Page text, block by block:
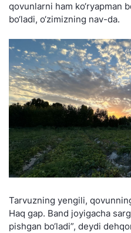
qovunlarni ham ko‘ryapman
bo‘ladi, o‘zimizning nav-da.
Tarvuzning yengili,
Haq gap. Band joyigacha
pishgan bo‘ladi”, deydi